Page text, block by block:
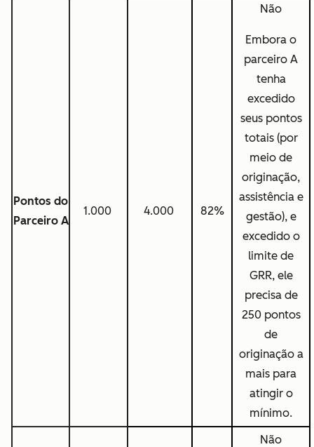
Pontos do
Parceiro A
1.000 4.000 82%
Não
Embora o
parceiro A
tenha
excedido
seus pontos
totais (por
meio de
originação,
assistência e
gestão), e
excedido o
limite de
GRR, ele
precisa de
250 pontos
de
originação a
mais para
atingir o
mínimo.
Não